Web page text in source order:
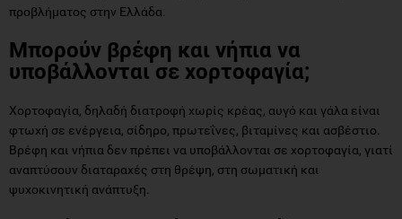
προβλήματος στην Ελλάδα.
Μπορούν βρέφη και νήπια να
υποβάλλονται σε χορτοφαγία;
Χορτοφαγία, δηλαδή διατροφή χωρίς κρέας, αυγό και γάλα είναι
φτωχή σε ενέργεια, σίδηρο, πρωτεΐνες, βιταμίνες και ασβέστιο.
Βρέφη και νήπια δεν πρέπει να υποβάλλονται σε χορτοφαγία, γιατί
αναπτύσουν διαταραχές στη θρέψη, στη σωματική και
ψυχοκινητική ανάπτυξη.